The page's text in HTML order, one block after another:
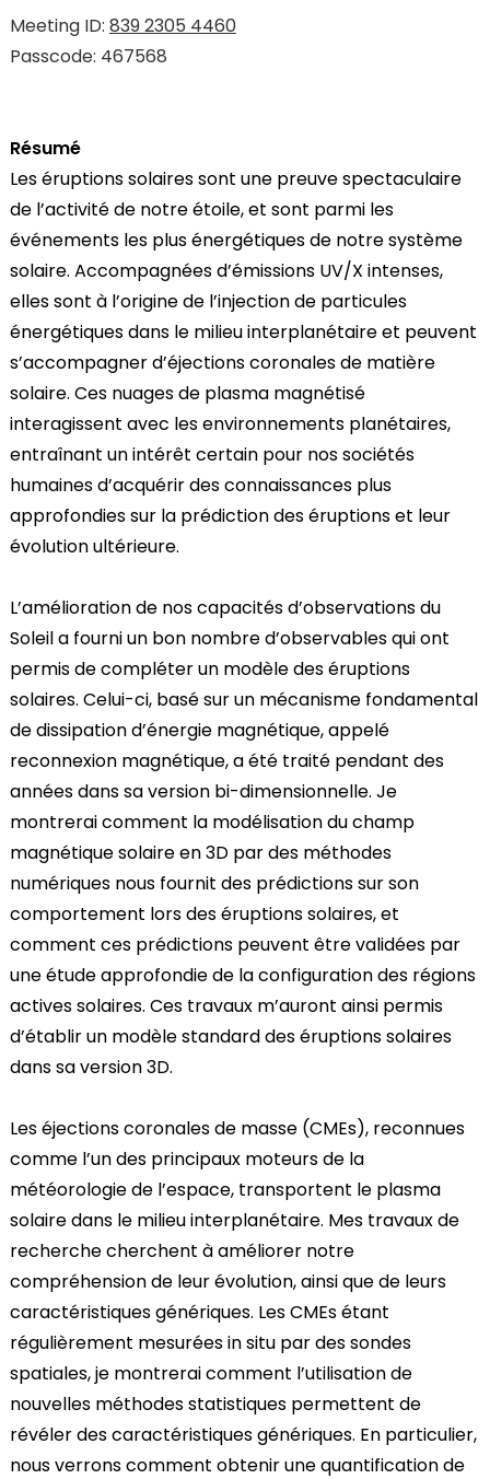
Meeting ID: 839 2305 4460
Passcode: 467568
Résumé
Les éruptions solaires sont une preuve spectaculaire
de l’activité de notre étoile, et sont parmi les
événements les plus énergétiques de notre système
solaire. Accompagnées d’émissions UV/X intenses,
elles sont à l’origine de l’injection de particules
énergétiques dans le milieu interplanétaire et peuvent
s’accompagner d’éjections coronales de matière
solaire. Ces nuages de plasma magnétisé
interagissent avec les environnements planétaires,
entraînant un intérêt certain pour nos sociétés
humaines d’acquérir des connaissances plus
approfondies sur la prédiction des éruptions et leur
évolution ultérieure.
L’amélioration de nos capacités d’observations du
Soleil a fourni un bon nombre d’observables qui ont
permis de compléter un modèle des éruptions
solaires. Celui-ci, basé sur un mécanisme fondamental
de dissipation d’énergie magnétique, appelé
reconnexion magnétique, a été traité pendant des
années dans sa version bi-dimensionnelle. Je
montrerai comment la modélisation du champ
magnétique solaire en 3D par des méthodes
numériques nous fournit des prédictions sur son
comportement lors des éruptions solaires, et
comment ces prédictions peuvent être validées par
une étude approfondie de la configuration des régions
actives solaires. Ces travaux m’auront ainsi permis
d’établir un modèle standard des éruptions solaires
dans sa version 3D.
Les éjections coronales de masse (CMEs), reconnues
comme l’un des principaux moteurs de la
météorologie de l’espace, transportent le plasma
solaire dans le milieu interplanétaire. Mes travaux de
recherche cherchent à améliorer notre
compréhension de leur évolution, ainsi que de leurs
caractéristiques génériques. Les CMEs étant
régulièrement mesurées in situ par des sondes
spatiales, je montrerai comment l’utilisation de
nouvelles méthodes statistiques permettent de
révéler des caractéristiques génériques. En particulier,
nous verrons comment obtenir une quantification de